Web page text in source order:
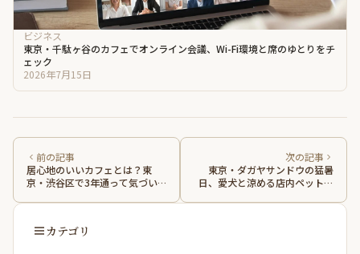
ビジネス
東京・千駄ヶ谷のカフェでオンライン会議、Wi-Fi環境と席のゆとりをチ
ェック
2026年7月15日
前の記事
居心地のいいカフェとは？東
京・渋谷区で3年通って気づい
次の記事
東京・ダガヤサンドウの猛暑
日、愛犬と涼める店内ペット同
カテゴリ